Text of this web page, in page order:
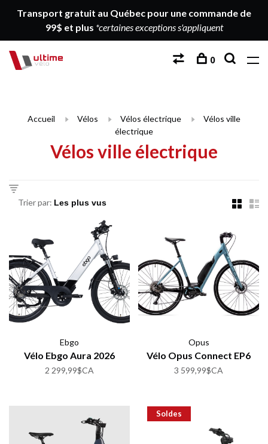
Transport gratuit au Québec pour une commande de
99$ et plus *certaines exceptions s'appliquent
0
Accueil Vélos Vélos électrique
Vélos ville
électrique
Vélos ville électrique
Trier par:
Ebgo
Vélo Ebgo Aura 2026
2 299,99$CA
Opus
Vélo Opus Connect EP6
3 599,99$CA
Soldes